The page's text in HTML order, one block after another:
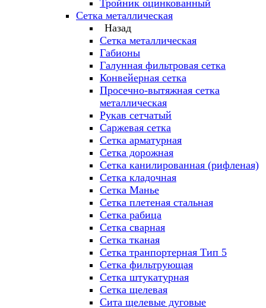
Тройник оцинкованный
Сетка металлическая
Назад
Сетка металлическая
Габионы
Галунная фильтровая сетка
Конвейерная сетка
Просечно-вытяжная сетка
металлическая
Рукав сетчатый
Саржевая сетка
Сетка арматурная
Сетка дорожная
Сетка канилированная (рифленая)
Сетка кладочная
Сетка Манье
Сетка плетеная стальная
Сетка рабица
Сетка сварная
Сетка тканая
Сетка транпортерная Тип 5
Сетка фильтрующая
Сетка штукатурная
Сетка щелевая
Сита щелевые дуговые